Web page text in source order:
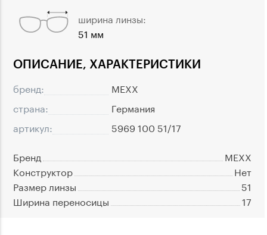
ОПИСАНИЕ, ХАРАКТЕРИСТИКИ
бренд:
MEXX
страна:
Германия
артикул:
5969 100 51/17
Бренд
MEXX
Конструктор
Нет
Размер линзы
51
Ширина переносицы
17
ширина линзы:
51 мм